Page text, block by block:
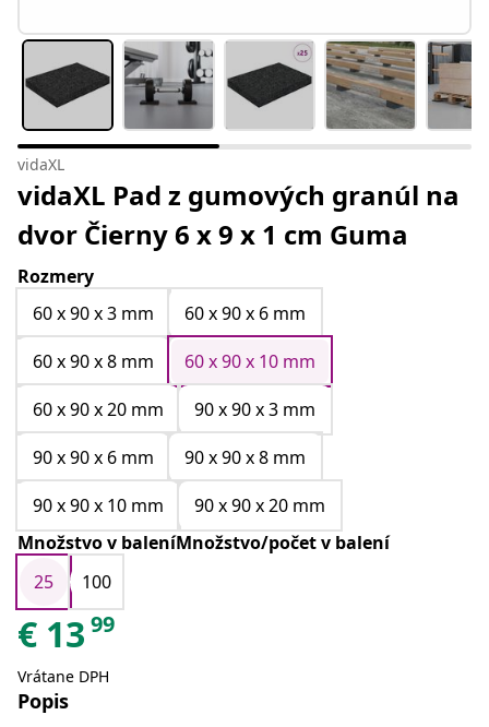
vidaXL
vidaXL Pad z gumových granúl na
dvor Čierny 6 x 9 x 1 cm Guma
Rozmery
60 x 90 x 3 mm
60 x 90 x 6 mm
60 x 90 x 8 mm
60 x 90 x 10 mm
60 x 90 x 20 mm
90 x 90 x 3 mm
90 x 90 x 6 mm
90 x 90 x 8 mm
90 x 90 x 10 mm
90 x 90 x 20 mm
Množstvo v baleníMnožstvo/počet v balení
25
100
€ 13 99
Vrátane DPH
Popis